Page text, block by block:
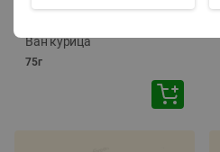
Корм влаж. для кош. с
Ван курица
75г